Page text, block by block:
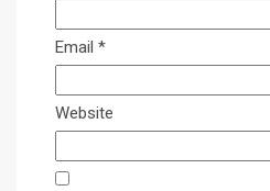
Email *
Website